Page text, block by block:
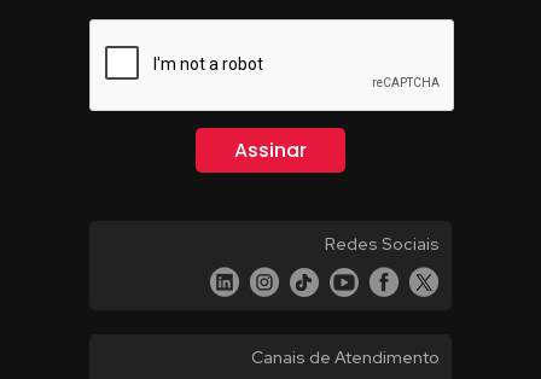
Redes Sociais
Canais de Atendimento